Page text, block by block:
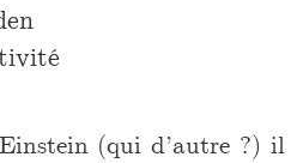
(qui d’autre ?) il